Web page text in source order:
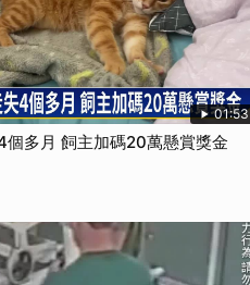
01:53
多月 飼主加碼20萬懸賞獎金